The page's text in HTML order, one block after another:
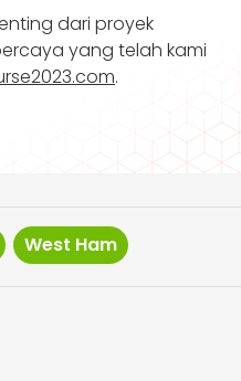
dari proyek
yang telah kami
.
West Ham